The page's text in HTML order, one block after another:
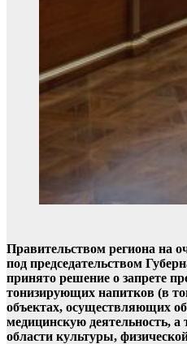
Правительством региона на
под председательством
принято решение о запрете
тонизирующих напитков (в
объектах, осуществляющих
медицинскую деятельность, а
области культуры,